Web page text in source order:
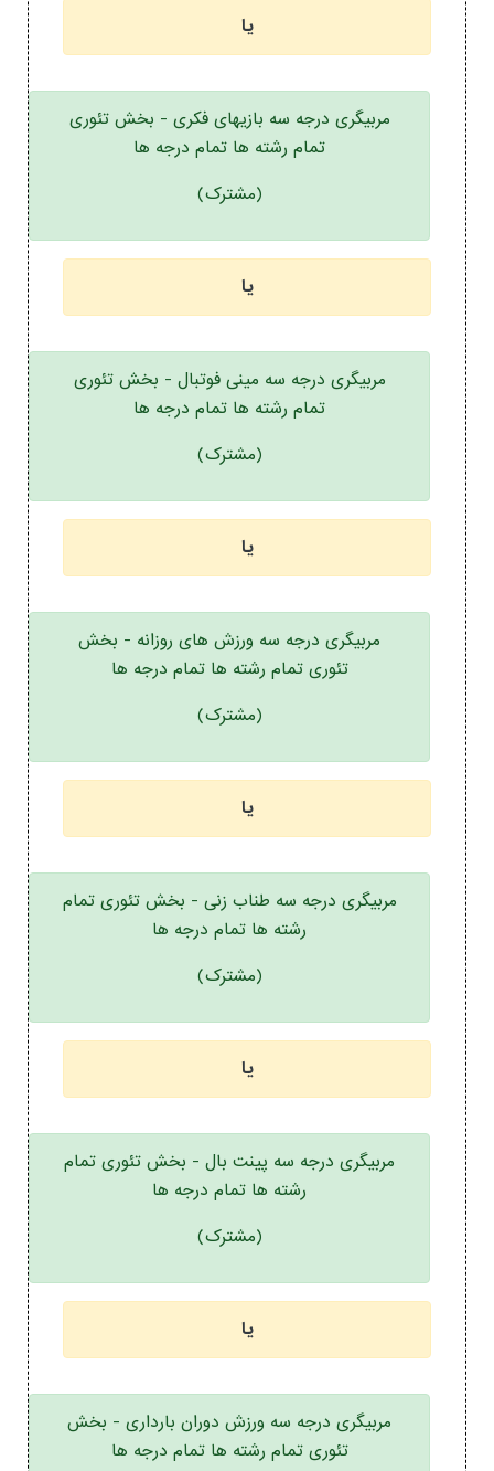
یا
مربیگری درجه سه بازیهای فکری - بخش تئوری
تمام رشته ها تمام درجه ها
(مشترک)
یا
مربیگری درجه سه مینی فوتبال - بخش تئوری
تمام رشته ها تمام درجه ها
(مشترک)
یا
مربیگری درجه سه ورزش های روزانه - بخش
تئوری تمام رشته ها تمام درجه ها
(مشترک)
یا
مربیگری درجه سه طناب زنی - بخش تئوری تمام
رشته ها تمام درجه ها
(مشترک)
یا
مربیگری درجه سه پینت بال - بخش تئوری تمام
رشته ها تمام درجه ها
(مشترک)
یا
مربیگری درجه سه ورزش دوران بارداری - بخش
تئوری تمام رشته ها تمام درجه ها